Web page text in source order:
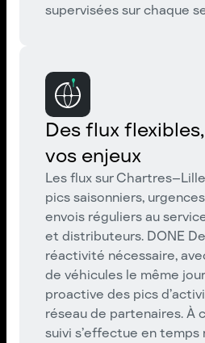
supervisées sur chaque
Des flux
vos enjeux
Les flux sur
pics saisonniers,
envois réguliers au
et distributeurs. DONE
réactivité nécessaire,
de véhicules le même
proactive des pics
réseau de partenaires. À
suivi s’effectue en temps